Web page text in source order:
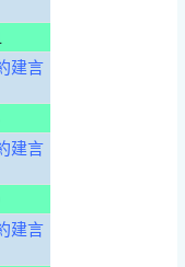
建言
建言
建言